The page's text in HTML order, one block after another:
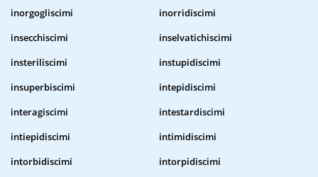
inorgogliscimi
inorridiscimi
insecchiscimi
inselvatichiscimi
insteriliscimi
instupidiscimi
insuperbiscimi
intepidiscimi
interagiscimi
intestardiscimi
intiepidiscimi
intimidiscimi
intorbidiscimi
intorpidiscimi